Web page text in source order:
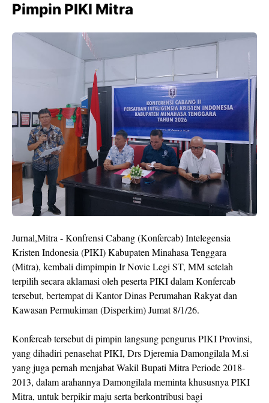
Pimpin PIKI Mitra
Jurnal,Mitra - Konfrensi Cabang (Konfercab) Intelegensia
Kristen Indonesia (PIKI) Kabupaten Minahasa Tenggara
(Mitra), kembali dimpimpin Ir Novie Legi ST, MM setelah
terpilih secara aklamasi oleh peserta PIKI dalam Konfercab
tersebut, bertempat di Kantor Dinas Perumahan Rakyat dan
Kawasan Permukiman (Disperkim) Jumat 8/1/26.
Konfercab tersebut di pimpin langsung pengurus PIKI Provinsi,
yang dihadiri penasehat PIKI, Drs Djeremia Damongilala M.si
yang juga pernah menjabat Wakil Bupati Mitra Periode 2018-
2013, dalam arahannya Damongilala meminta khususnya PIKI
Mitra, untuk berpikir maju serta berkontribusi bagi